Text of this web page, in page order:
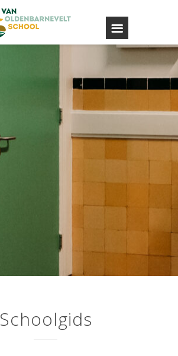
Schoolgids